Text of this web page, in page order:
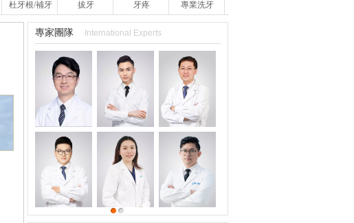
杜牙根/補牙 拔牙 牙疼 專業洗牙
專家團隊 International Experts